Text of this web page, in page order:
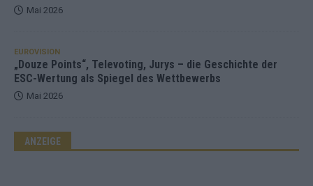
Mai 2026
EUROVISION
„Douze Points“, Televoting, Jurys – die Geschichte der
ESC-Wertung als Spiegel des Wettbewerbs
Mai 2026
ANZEIGE